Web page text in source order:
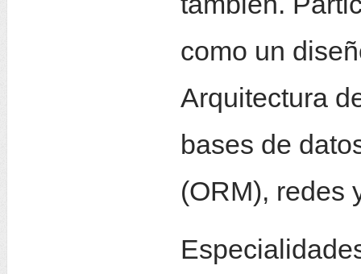
como un
Arquitectura
bases de
(ORM), redes